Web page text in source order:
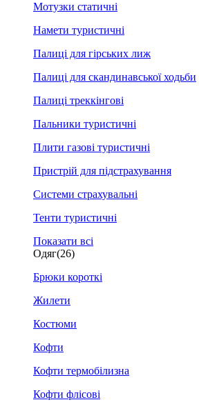
Мотузки статичні
Намети туристичні
Палиці для гірських лиж
Палиці для скандинавської ходьби
Палиці треккінгові
Пальники туристичні
Плити газові туристичні
Пристрій для підстрахування
Системи страхувальні
Тенти туристичні
Показати всі
Одяг(26)
Брюки короткі
Жилети
Костюми
Кофти
Кофти термобілизна
Кофти флісові